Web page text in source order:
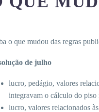
o que mudou das regras
de julho
lucro, pedágio, valores
integravam o cálculo do piso
lucro, valores relacionados